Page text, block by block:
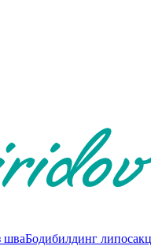
шваБодибилдинг